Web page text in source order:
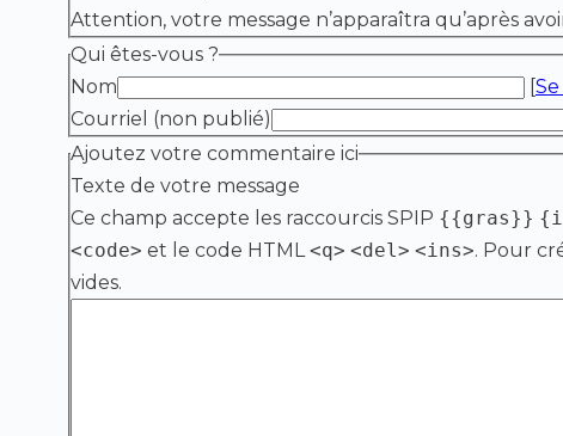
Attention, votre message n’apparaîtra qu’après
Qui êtes-vous ?
Nom
[
Courriel (non publié)
Ajoutez votre commentaire ici
Texte de votre message
Ce champ accepte les raccourcis SPIP {{gras}}
<code> et le code HTML<q> <del> <ins>. Pour
vides.